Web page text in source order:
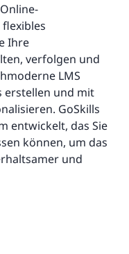
flexibles
Ihre
verfolgen und
LMS
erstellen und mit
GoSkills
entwickelt, das Sie
können, um das
und